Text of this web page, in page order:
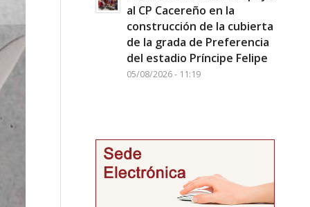
al CP Cacereño en la
construcción de la cubierta
de la grada de Preferencia
del estadio Príncipe Felipe
05/08/2026 - 11:19